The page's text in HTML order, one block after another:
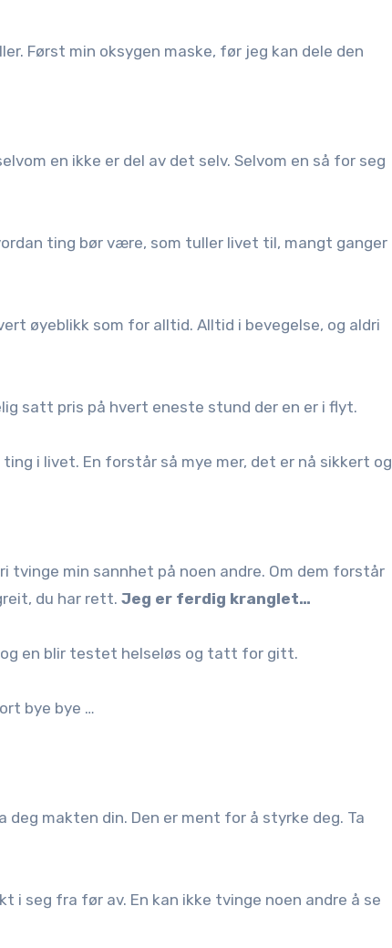
Først min oksygen maske, før jeg kan dele den
en ikke er del av det selv. Selvom en så for seg
ting bør være, som tuller livet til, mangt ganger
øyeblikk som for alltid. Alltid i bevegelse, og aldri
satt pris på hvert eneste stund der en er i flyt.
i livet. En forstår så mye mer, det er nå sikkert og
min sannhet på noen andre. Om dem forstår
du har rett. Jeg er ferdig kranglet…
og en blir testet helseløs og tatt for gitt.
bye bye …
makten din. Den er ment for å styrke deg. Ta
i seg fra før av. En kan ikke tvinge noen andre å se